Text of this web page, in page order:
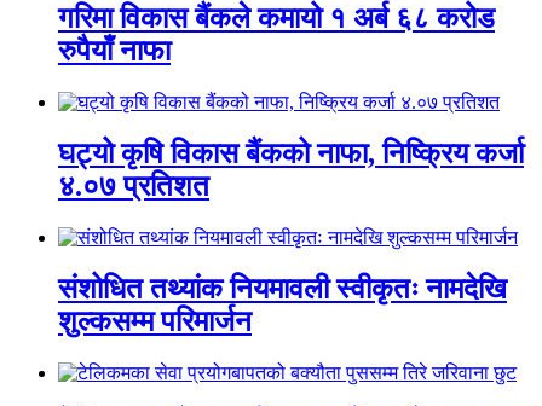
गरिमा विकास बैंकले कमायो १ अर्ब ६८ करोड
रुपैयाँ नाफा
घट्यो कृषि विकास बैंकको नाफा, निष्क्रिय कर्जा
४.०७ प्रतिशत
संशोधित तथ्यांक नियमावली स्वीकृतः नामदेखि
शुल्कसम्म परिमार्जन